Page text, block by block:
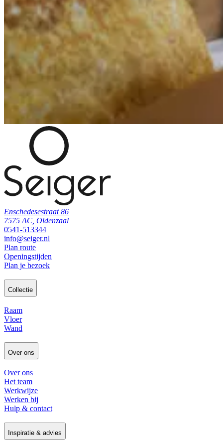
Enschedesestraat 86
7575 AC, Oldenzaal
0541-513344
info@seiger.nl
Plan route
Openingstijden
Plan je bezoek
Collectie
Raam
Vloer
Wand
Over ons
Over ons
Het team
Werkwijze
Werken bij
Hulp & contact
Inspiratie & advies